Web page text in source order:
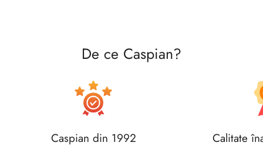
De ce Caspian?
Caspian din 1992 Calitate